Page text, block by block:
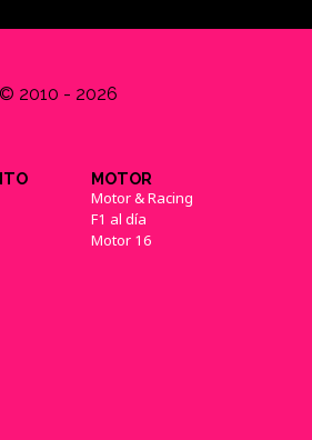
© 2010 - 2026
MOTOR
Motor & Racing
F1 al día
Motor 16